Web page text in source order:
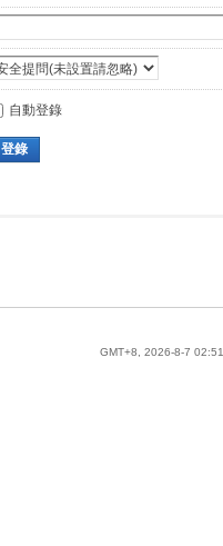
自動登錄
登錄
GMT+8, 2026-8-7 02:51